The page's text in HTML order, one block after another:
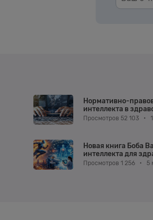
Нормативно-
интеллекта в
Просмотров 52 103 •
Новая книга Боба
интеллекта для
Просмотров 1 256 • 5